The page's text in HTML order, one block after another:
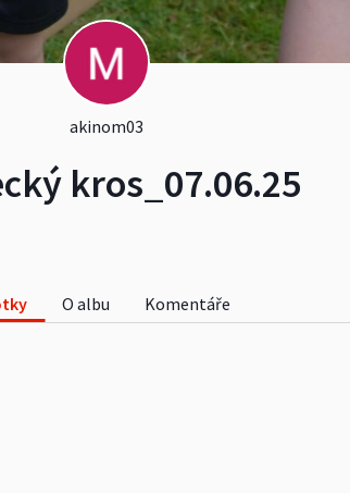
akinom03
kros_07.06.25
O albu Komentáře